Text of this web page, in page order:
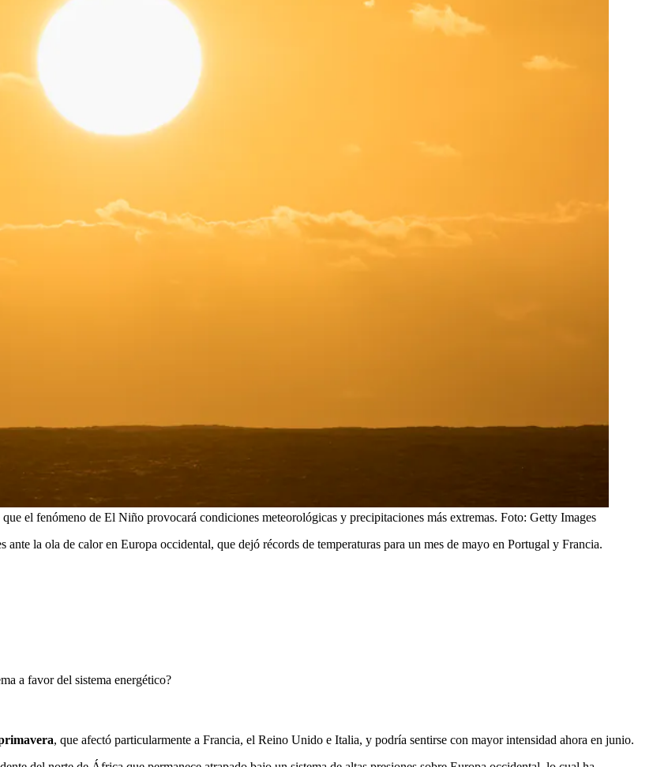
el fenómeno de El Niño provocará condiciones meteorológicas y precipitaciones más extremas. Foto: Getty Images
la ola de calor en Europa occidental, que dejó récords de temperaturas para un mes de mayo en Portugal y Francia.
a favor del sistema energético?
, que afectó particularmente a Francia, el Reino Unido e Italia, y podría sentirse con mayor intensidad ahora en junio.